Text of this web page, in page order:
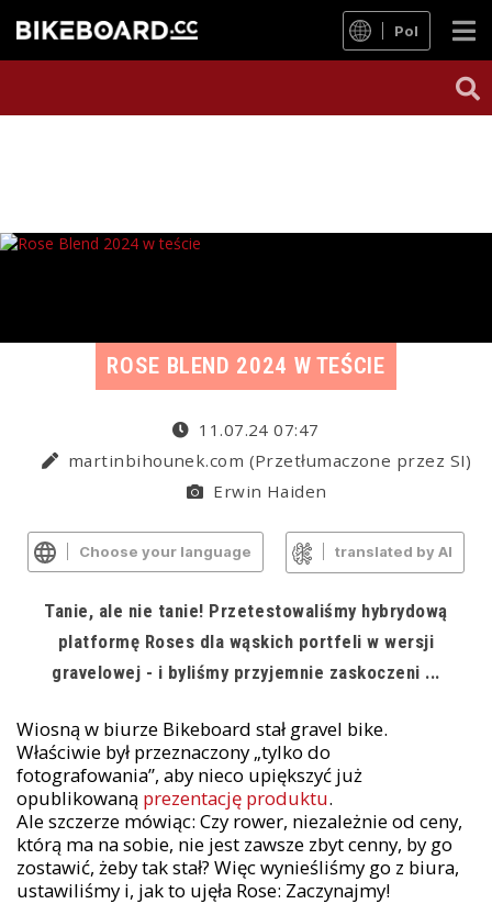
Pol
ROSE BLEND 2024 W TEŚCIE
11.07.24 07:47
martinbihounek.com (Przetłumaczone przez SI)
Erwin Haiden
Choose your language translated by AI
Tanie, ale nie tanie! Przetestowaliśmy hybrydową
platformę Roses dla wąskich portfeli w wersji
gravelowej - i byliśmy przyjemnie zaskoczeni ...
Wiosną w biurze Bikeboard stał gravel bike.
Właściwie był przeznaczony „tylko do
fotografowania”, aby nieco upiększyć już
opublikowaną prezentację produktu.
Ale szczerze mówiąc: Czy rower, niezależnie od ceny,
którą ma na sobie, nie jest zawsze zbyt cenny, by go
zostawić, żeby tak stał? Więc wynieśliśmy go z biura,
ustawiliśmy i, jak to ujęła Rose: Zaczynajmy!